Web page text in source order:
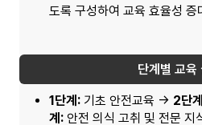
도록 구성하여 교육 효율성 증
단계별 교육
1단계:기초 안전교육 → 2단
계:안전 의식 고취 및 전문 지